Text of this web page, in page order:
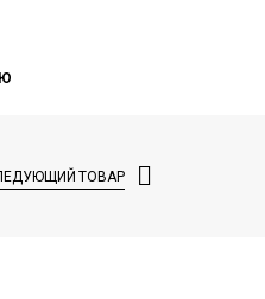
ТОВАР